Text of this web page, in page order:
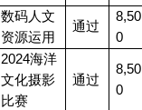
数码人文
资源运用
通过
8,50
0
2024海洋
文化摄影
比赛
通过
8,50
0